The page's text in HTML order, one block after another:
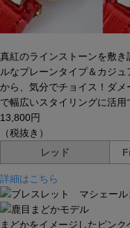
真紅のラインストーンを敷
ルなプレーンタイプ＆カジ
から、気分でチョイス！ダ
で幅広いスタイリングに活
13,800円
（税抜き）
レッド
詳細はこちら
まどかをイメージしたピンク